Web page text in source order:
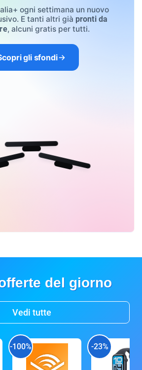
ogni settimana un nuovo
E tanti altri già pronti da
, alcuni gratis per tutti.
gli sfondi
del giorno
Vedi tutte
-100% -23%